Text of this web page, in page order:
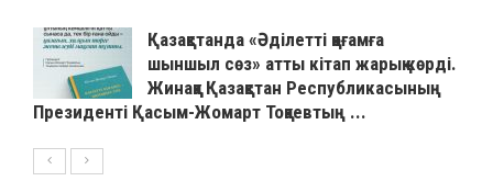
Қазақстанда «Әділетті қоғамға
шыншыл сөз» атты кітап жарық көрді.
Жинаққа Қазақстан Республикасының
Президенті Қасым-Жомарт Тоқаевтың ...